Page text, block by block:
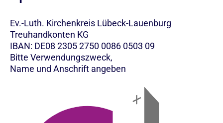
Ev.-Luth. Kirchenkreis Lübeck-Lauenburg
Treuhandkonten KG
IBAN: DE08 2305 2750 0086 0503 09
Bitte Verwendungszweck,
Name und Anschrift angeben